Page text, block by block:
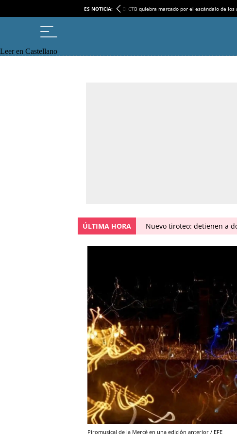
ES NOTICIA: El CTB quiebra marcado por el escándalo de los
Leer en Castellano
ÚLTIMA HORA Nuevo tiroteo: detienen a
Piromusical de la Mercè en una edición anterior / EFE